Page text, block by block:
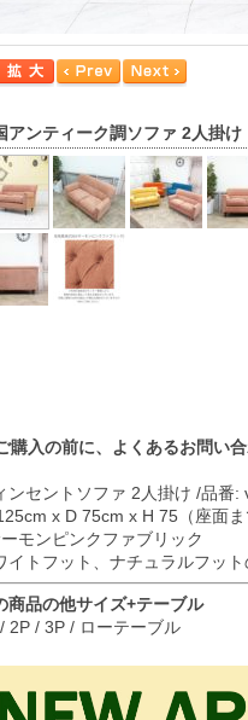
アンティーク調ソファ 2人掛け
購入の前に、よくあるお問い
ンセントソファ 2人掛け /品番:
x D 75cm x H 75（座面
モンピンクファブリック
イトフット、ナチュラルフッ
商品の他サイズ+テーブル
2P / 3P / ローテーブル